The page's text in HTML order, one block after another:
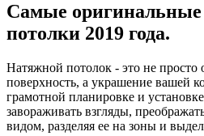
Самые
потолки 2019 года.
Натяжной потолок - это не просто
поверхность, а украшение вашей
грамотной планировке и
завораживать взгляды,
видом, разделяя ее на зоны и